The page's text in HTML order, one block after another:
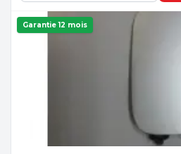
Garantie 12 mois